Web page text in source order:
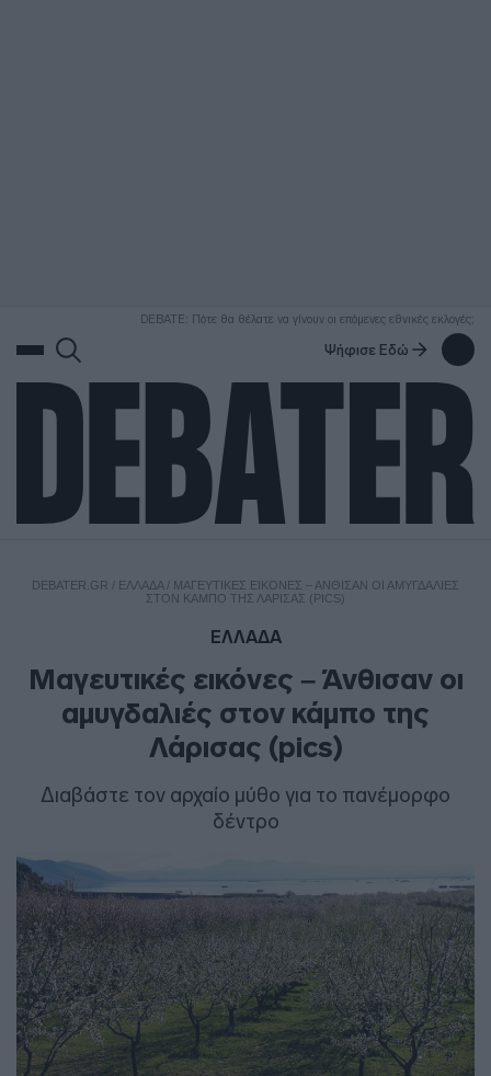
DEBATE: Πότε θα θέλατε να γίνουν οι επόμενες εθνικές εκλογές;
Ψήφισε Εδώ
DEBATER.GR / ΕΛΛΑΔΑ/ ΜΑΓΕΥΤΙΚΈΣ ΕΙΚΌΝΕΣ – ΆΝΘΙΣΑΝ ΟΙ ΑΜΥΓΔΑΛΙΈΣ
ΣΤΟΝ ΚΆΜΠΟ ΤΗΣ ΛΆΡΙΣΑΣ (PICS)
ΕΛΛΑΔΑ
Μαγευτικές εικόνες – Άνθισαν οι
αμυγδαλιές στον κάμπο της
Λάρισας (pics)
Διαβάστε τον αρχαίο μύθο για το πανέμορφο
δέντρο